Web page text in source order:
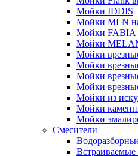
Мойки IDDIS
Мойки MLN
Мойки FABIA
Мойки
Мойки
Мойки
Мойки
Мойки
Мойки из
Мойки
Мойки
Смесители
Встраиваемые